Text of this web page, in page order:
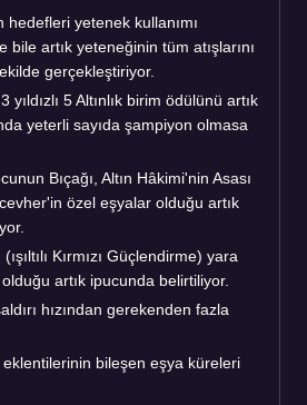
yetenek kullanımı
bile artık yeteneğinin tüm atışlarını
gerçekleştiriyor.
yıldızlı 5 Altınlık birim ödülünü artık
yeterli sayıda şampiyon olmasa
Bıçağı, Altın Hâkimi'nin Asası
özel eşyalar olduğu artık
Kırmızı Güçlendirme) yara
artık ipucunda belirtiliyor.
hızından gerekenden fazla
bileşen eşya küreleri